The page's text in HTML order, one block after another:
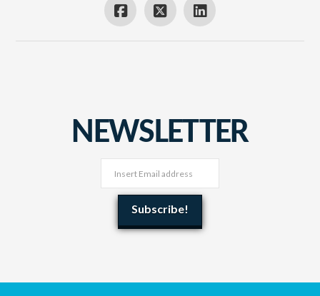
NEWSLETTER